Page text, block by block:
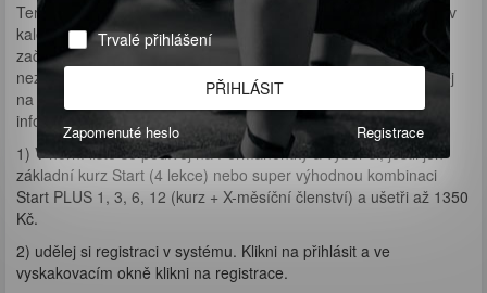
Trvalé přihlášení
PŘIHLÁSIT
Zapomenuté heslo Registrace
Termíny prvních
INDIVIDUÁLNÍCH
) lekcí kurzu najdeš v
kalendáři níže (modré tlačítko nad kalendářem Termíny
začátečnických kurzů). Pokud ne, zrovna neprobíhá kurz, ale
nezoufej, vyplň
a ozveme se ti nebo nám ihned zavolej
na 776188819 nebo napiš zprávu na e-mail
info@crossfitolomouc.com
1) V horní liště se podívej na Permanentky a vyber si, jestli jen
základní kurz Start (4 lekce) nebo super výhodnou kombinaci
Start PLUS 1, 3, 6, 12 (kurz + X-měsíční členství) a ušetři až 1350
Kč.
2) udělej si registraci v systému. Klikni na přihlásit a ve
vyskakovacím okně klikni na registrace.